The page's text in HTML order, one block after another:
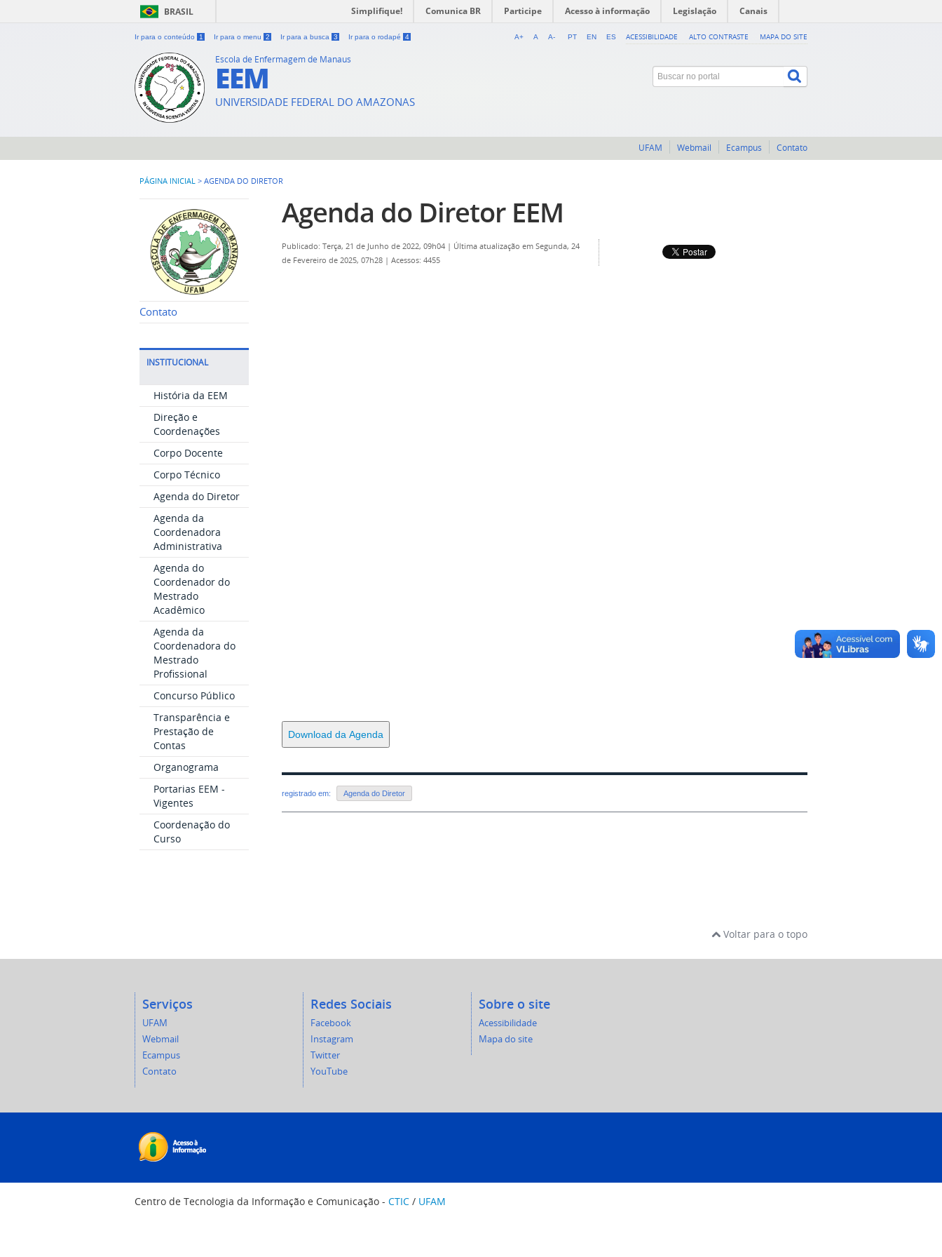
BRASIL Simplifique! Comunica BR Participe Acesso à informação Legislação Canais
Ir para o conteúdo 1 Ir para o menu 2 Ir para a busca 3 Ir para o rodapé 4 ACESSIBILIDADE ALTO CONTRASTE MAPA DO SITE
A+ A A- PT EN ES
Escola de Enfermagem de Manaus
EEM
UNIVERSIDADE FEDERAL DO AMAZONAS
UFAM Webmail Ecampus Contato
PÁGINA INICIAL > AGENDA DO DIRETOR
Contato
INSTITUCIONAL
História da EEM
Direção e
Coordenações
Corpo Docente
Corpo Técnico
Agenda do Diretor
Agenda da
Coordenadora
Administrativa
Agenda do
Coordenador do
Mestrado
Acadêmico
Agenda da
Coordenadora do
Mestrado
Profissional
Concurso Público
Transparência e
Prestação de
Contas
Organograma
Portarias EEM -
Vigentes
Coordenação do
Curso
Agenda do Diretor EEM
Publicado: Terça, 21 de Junho de 2022, 09h04 | Última atualização em Segunda, 24
de Fevereiro de 2025, 07h28 | Acessos: 4455
Download da Agenda
registrado em: Agenda do Diretor
Voltar para o topo
Serviços
UFAM
Webmail
Ecampus
Contato
Redes Sociais
Facebook
Instagram
Twitter
YouTube
Sobre o site
Acessibilidade
Mapa do site
Centro de Tecnologia da Informação e Comunicação - CTIC / UFAM